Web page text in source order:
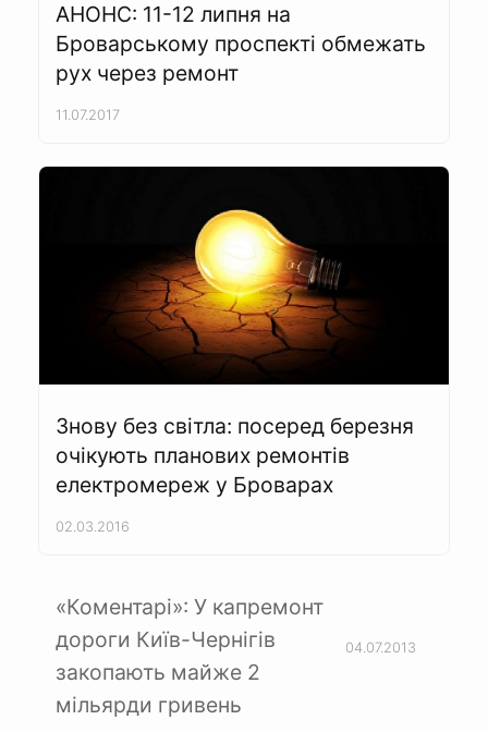
АНОНС: 11-12 липня на
Броварському проспекті обмежать
рух через ремонт
11.07.2017
Знову без світла: посеред березня
очікують планових ремонтів
електромереж у Броварах
02.03.2016
«Коментарі»: У капремонт
дороги Київ-Чернігів
закопають майже 2
мільярди гривень
04.07.2013